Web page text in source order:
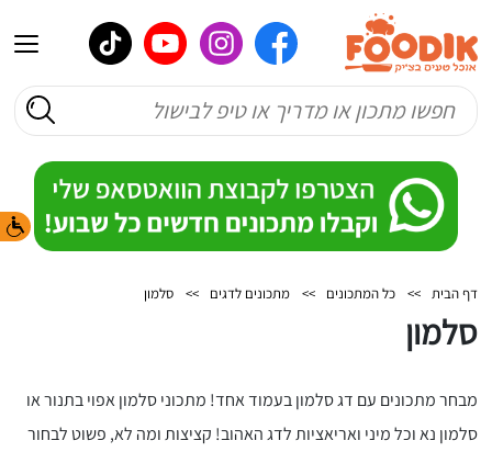
דף הבית >> כל המתכונים >> מתכונים לדגים >> סלמון
סלמון
מבחר מתכונים עם דג סלמון בעמוד אחד! מתכוני סלמון אפוי בתנור או
סלמון נא וכל מיני ואריאציות לדג האהוב! קציצות ומה לא, פשוט לבחור